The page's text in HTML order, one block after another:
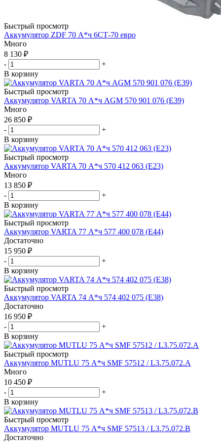
Быстрый просмотр
Аккумулятор ZDF 70 А*ч 6СТ-70 евро
Много
8 130 ₽
-
+
В корзину
Быстрый просмотр
Аккумулятор VARTA 70 А*ч AGM 570 901 076 (E39)
Много
26 850 ₽
-
+
В корзину
Быстрый просмотр
Аккумулятор VARTA 70 А*ч 570 412 063 (Е23)
Много
13 850 ₽
-
+
В корзину
Быстрый просмотр
Аккумулятор VARTA 77 А*ч 577 400 078 (E44)
Достаточно
15 950 ₽
-
+
В корзину
Быстрый просмотр
Аккумулятор VARTA 74 А*ч 574 402 075 (E38)
Достаточно
16 950 ₽
-
+
В корзину
Быстрый просмотр
Аккумулятор MUTLU 75 А*ч SMF 57512 / L3.75.072.A
Много
10 450 ₽
-
+
В корзину
Быстрый просмотр
Аккумулятор MUTLU 75 А*ч SMF 57513 / L3.75.072.B
Достаточно